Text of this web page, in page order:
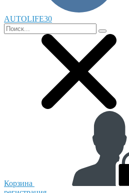
AUTOLIFE30
Корзина